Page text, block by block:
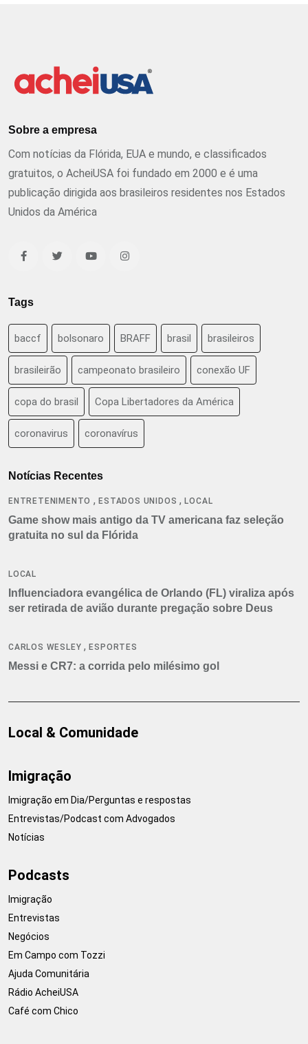
Sobre a empresa
Com notícias da Flórida, EUA e mundo, e classificados
gratuitos, o AcheiUSA foi fundado em 2000 e é uma
publicação dirigida aos brasileiros residentes nos Estados
Unidos da América
Tags
baccf bolsonaro BRAFF brasil brasileiros
brasileirão campeonato brasileiro conexão UF
copa do brasil Copa Libertadores da América
coronavirus coronavírus
Notícias Recentes
ENTRETENIMENTO ,ESTADOS UNIDOS ,LOCAL
Game show mais antigo da TV americana faz seleção
gratuita no sul da Flórida
LOCAL
Influenciadora evangélica de Orlando (FL) viraliza após
ser retirada de avião durante pregação sobre Deus
CARLOS WESLEY ,ESPORTES
Messi e CR7: a corrida pelo milésimo gol
Local & Comunidade
Imigração
Imigração em Dia/Perguntas e respostas
Entrevistas/Podcast com Advogados
Notícias
Podcasts
Imigração
Entrevistas
Negócios
Em Campo com Tozzi
Ajuda Comunitária
Rádio AcheiUSA
Café com Chico